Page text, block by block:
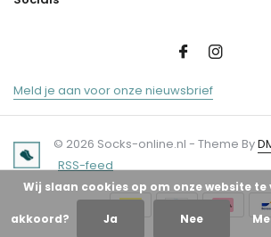
Meld je aan voor onze nieuwsbrief
© 2026 Socks-online.nl - Theme By
RSS-feed
Wij slaan cookies op om onze website
akkoord? Ja Nee